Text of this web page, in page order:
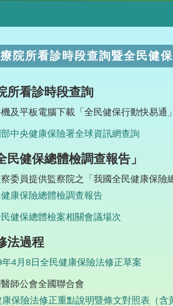
院所看診時段查詢暨全民健
所看診時段查詢
及平板電腦下載「全民健保行動快易通
中央健康保險署全球資訊網查詢
民健保總體檢調查報告」
委員提供監察院之「我國全民健康保險
康保險總體檢調查報告
健保總體檢案相關會議場次
法過程
4月8日全民健康保險法修正草案
師公會全國聯合會
保險法修正重點說明暨條文對照表（含